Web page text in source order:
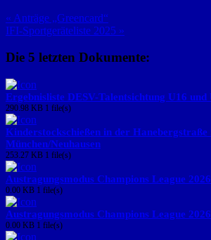
« Anträge „Greencard“
IFI-Sportgeräteliste 2025 »
Die 5 letzten Dokumente:
Ergebnisliste DESV-Talentsichtung U16 und
290.98 KB 1 file(s)
Kinderstockschießen in der Hanebergstraße
München/Neuhausen
253.27 KB 1 file(s)
Austragungsmodus Champions League
0.00 KB 1 file(s)
Austragungsmodus Champions League
0.00 KB 1 file(s)